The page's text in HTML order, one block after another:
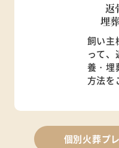
返
埋
飼い主
って、
養・埋
方法を
個別火葬プ